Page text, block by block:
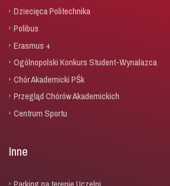
Dziecięca Politechnika
Polibus
Erasmus +
Ogólnopolski Konkurs Student-Wynalazca
Chór Akademicki PŚk
Przegląd Chórów Akademickich
Centrum Sportu
Inne